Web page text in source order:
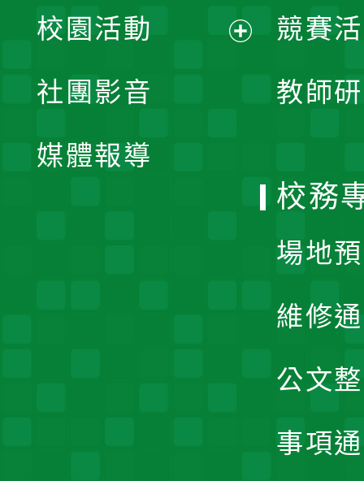
競賽
教師
開
校園活動
社團影音
媒體報導
校務
場地
維修
公文
事項